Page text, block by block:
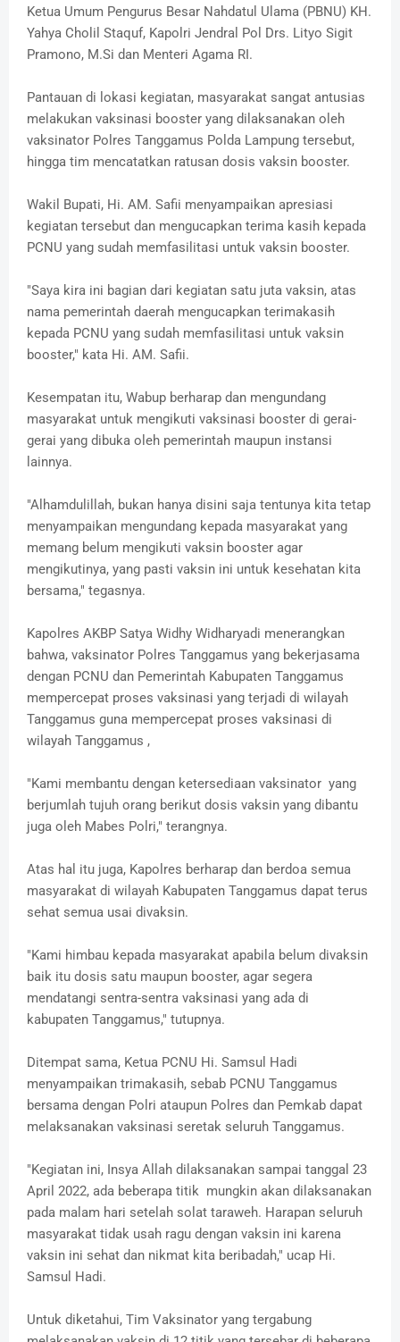
Ketua Umum Pengurus Besar Nahdatul Ulama (PBNU) KH.
Yahya Cholil Staquf, Kapolri Jendral Pol Drs. Lityo Sigit
Pramono, M.Si dan Menteri Agama RI.
Pantauan di lokasi kegiatan, masyarakat sangat antusias
melakukan vaksinasi booster yang dilaksanakan oleh
vaksinator Polres Tanggamus Polda Lampung tersebut,
hingga tim mencatatkan ratusan dosis vaksin booster.
Wakil Bupati, Hi. AM. Safii menyampaikan apresiasi
kegiatan tersebut dan mengucapkan terima kasih kepada
PCNU yang sudah memfasilitasi untuk vaksin booster.
"Saya kira ini bagian dari kegiatan satu juta vaksin, atas
nama pemerintah daerah mengucapkan terimakasih
kepada PCNU yang sudah memfasilitasi untuk vaksin
booster," kata Hi. AM. Safii.
Kesempatan itu, Wabup berharap dan mengundang
masyarakat untuk mengikuti vaksinasi booster di gerai-
gerai yang dibuka oleh pemerintah maupun instansi
lainnya.
"Alhamdulillah, bukan hanya disini saja tentunya kita tetap
menyampaikan mengundang kepada masyarakat yang
memang belum mengikuti vaksin booster agar
mengikutinya, yang pasti vaksin ini untuk kesehatan kita
bersama," tegasnya.
Kapolres AKBP Satya Widhy Widharyadi menerangkan
bahwa, vaksinator Polres Tanggamus yang bekerjasama
dengan PCNU dan Pemerintah Kabupaten Tanggamus
mempercepat proses vaksinasi yang terjadi di wilayah
Tanggamus guna mempercepat proses vaksinasi di
wilayah Tanggamus ,
"Kami membantu dengan ketersediaan vaksinator yang
berjumlah tujuh orang berikut dosis vaksin yang dibantu
juga oleh Mabes Polri," terangnya.
Atas hal itu juga, Kapolres berharap dan berdoa semua
masyarakat di wilayah Kabupaten Tanggamus dapat terus
sehat semua usai divaksin.
"Kami himbau kepada masyarakat apabila belum divaksin
baik itu dosis satu maupun booster, agar segera
mendatangi sentra-sentra vaksinasi yang ada di
kabupaten Tanggamus," tutupnya.
Ditempat sama, Ketua PCNU Hi. Samsul Hadi
menyampaikan trimakasih, sebab PCNU Tanggamus
bersama dengan Polri ataupun Polres dan Pemkab dapat
melaksanakan vaksinasi seretak seluruh Tanggamus.
"Kegiatan ini, Insya Allah dilaksanakan sampai tanggal 23
April 2022, ada beberapa titik mungkin akan dilaksanakan
pada malam hari setelah solat taraweh. Harapan seluruh
masyarakat tidak usah ragu dengan vaksin ini karena
vaksin ini sehat dan nikmat kita beribadah," ucap Hi.
Samsul Hadi.
Untuk diketahui, Tim Vaksinator yang tergabung